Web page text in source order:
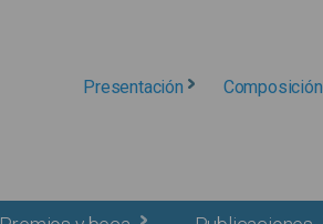
Presentación Composición